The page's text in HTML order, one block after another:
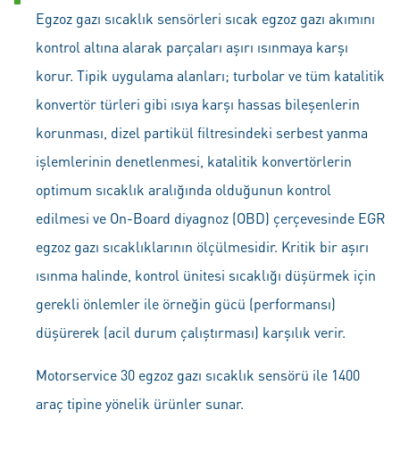
Egzoz gazı sıcaklık sensörleri sıcak egzoz gazı akımını
kontrol altına alarak parçaları aşırı ısınmaya karşı
korur. Tipik uygulama alanları; turbolar ve tüm katalitik
konvertör türleri gibi ısıya karşı hassas bileşenlerin
korunması, dizel partikül filtresindeki serbest yanma
işlemlerinin denetlenmesi, katalitik konvertörlerin
optimum sıcaklık aralığında olduğunun kontrol
edilmesi ve On-Board diyagnoz (OBD) çerçevesinde EGR
egzoz gazı sıcaklıklarının ölçülmesidir. Kritik bir aşırı
ısınma halinde, kontrol ünitesi sıcaklığı düşürmek için
gerekli önlemler ile örneğin gücü (performansı)
düşürerek (acil durum çalıştırması) karşılık verir.
Motorservice 30 egzoz gazı sıcaklık sensörü ile 1400
araç tipine yönelik ürünler sunar.